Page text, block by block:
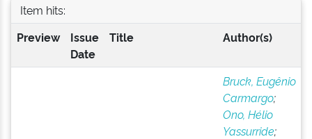
Item hits:
Preview
Issue
Date
Title Author(s)
Bruck, Eugênio
Carmargo;
Ono, Hélio
Yassurride;